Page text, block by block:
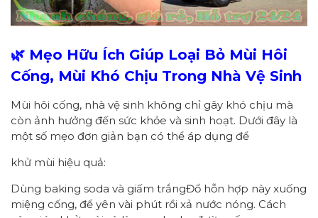
🌿 Mẹo Hữu Ích Giúp Loại Bỏ Mùi Hôi
Cống, Mùi Khó Chịu Trong Nhà Vệ Sinh
Mùi hôi cống, nhà vệ sinh không chỉ gây khó chịu mà
còn ảnh hưởng đến sức khỏe và sinh hoạt. Dưới đây là
một số mẹo đơn giản bạn có thể áp dụng để
khử mùi hiệu quả:
Dùng baking soda và giấm trắngĐổ hỗn hợp này xuống
miệng cống, để yên vài phút rồi xả nước nóng. Cách